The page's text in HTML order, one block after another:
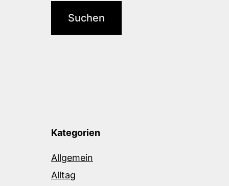
Kategorien
Allgemein
Alltag